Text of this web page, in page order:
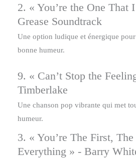
2. « You’re the One That
Grease Soundtrack
Une option ludique et énergique
bonne humeur.
9. « Can’t Stop the
Timberlake
Une chanson pop vibrante qui met
humeur.
3. « You’re The First,
Everything » - Barry